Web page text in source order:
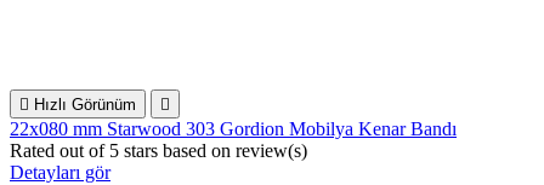
 Hızlı Görünüm 
22x080 mm Starwood 303 Gordion Mobilya Kenar Bandı
Rated out of 5 stars based on review(s)
Detayları gör